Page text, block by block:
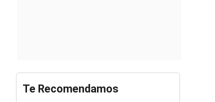
Te Recomendamos